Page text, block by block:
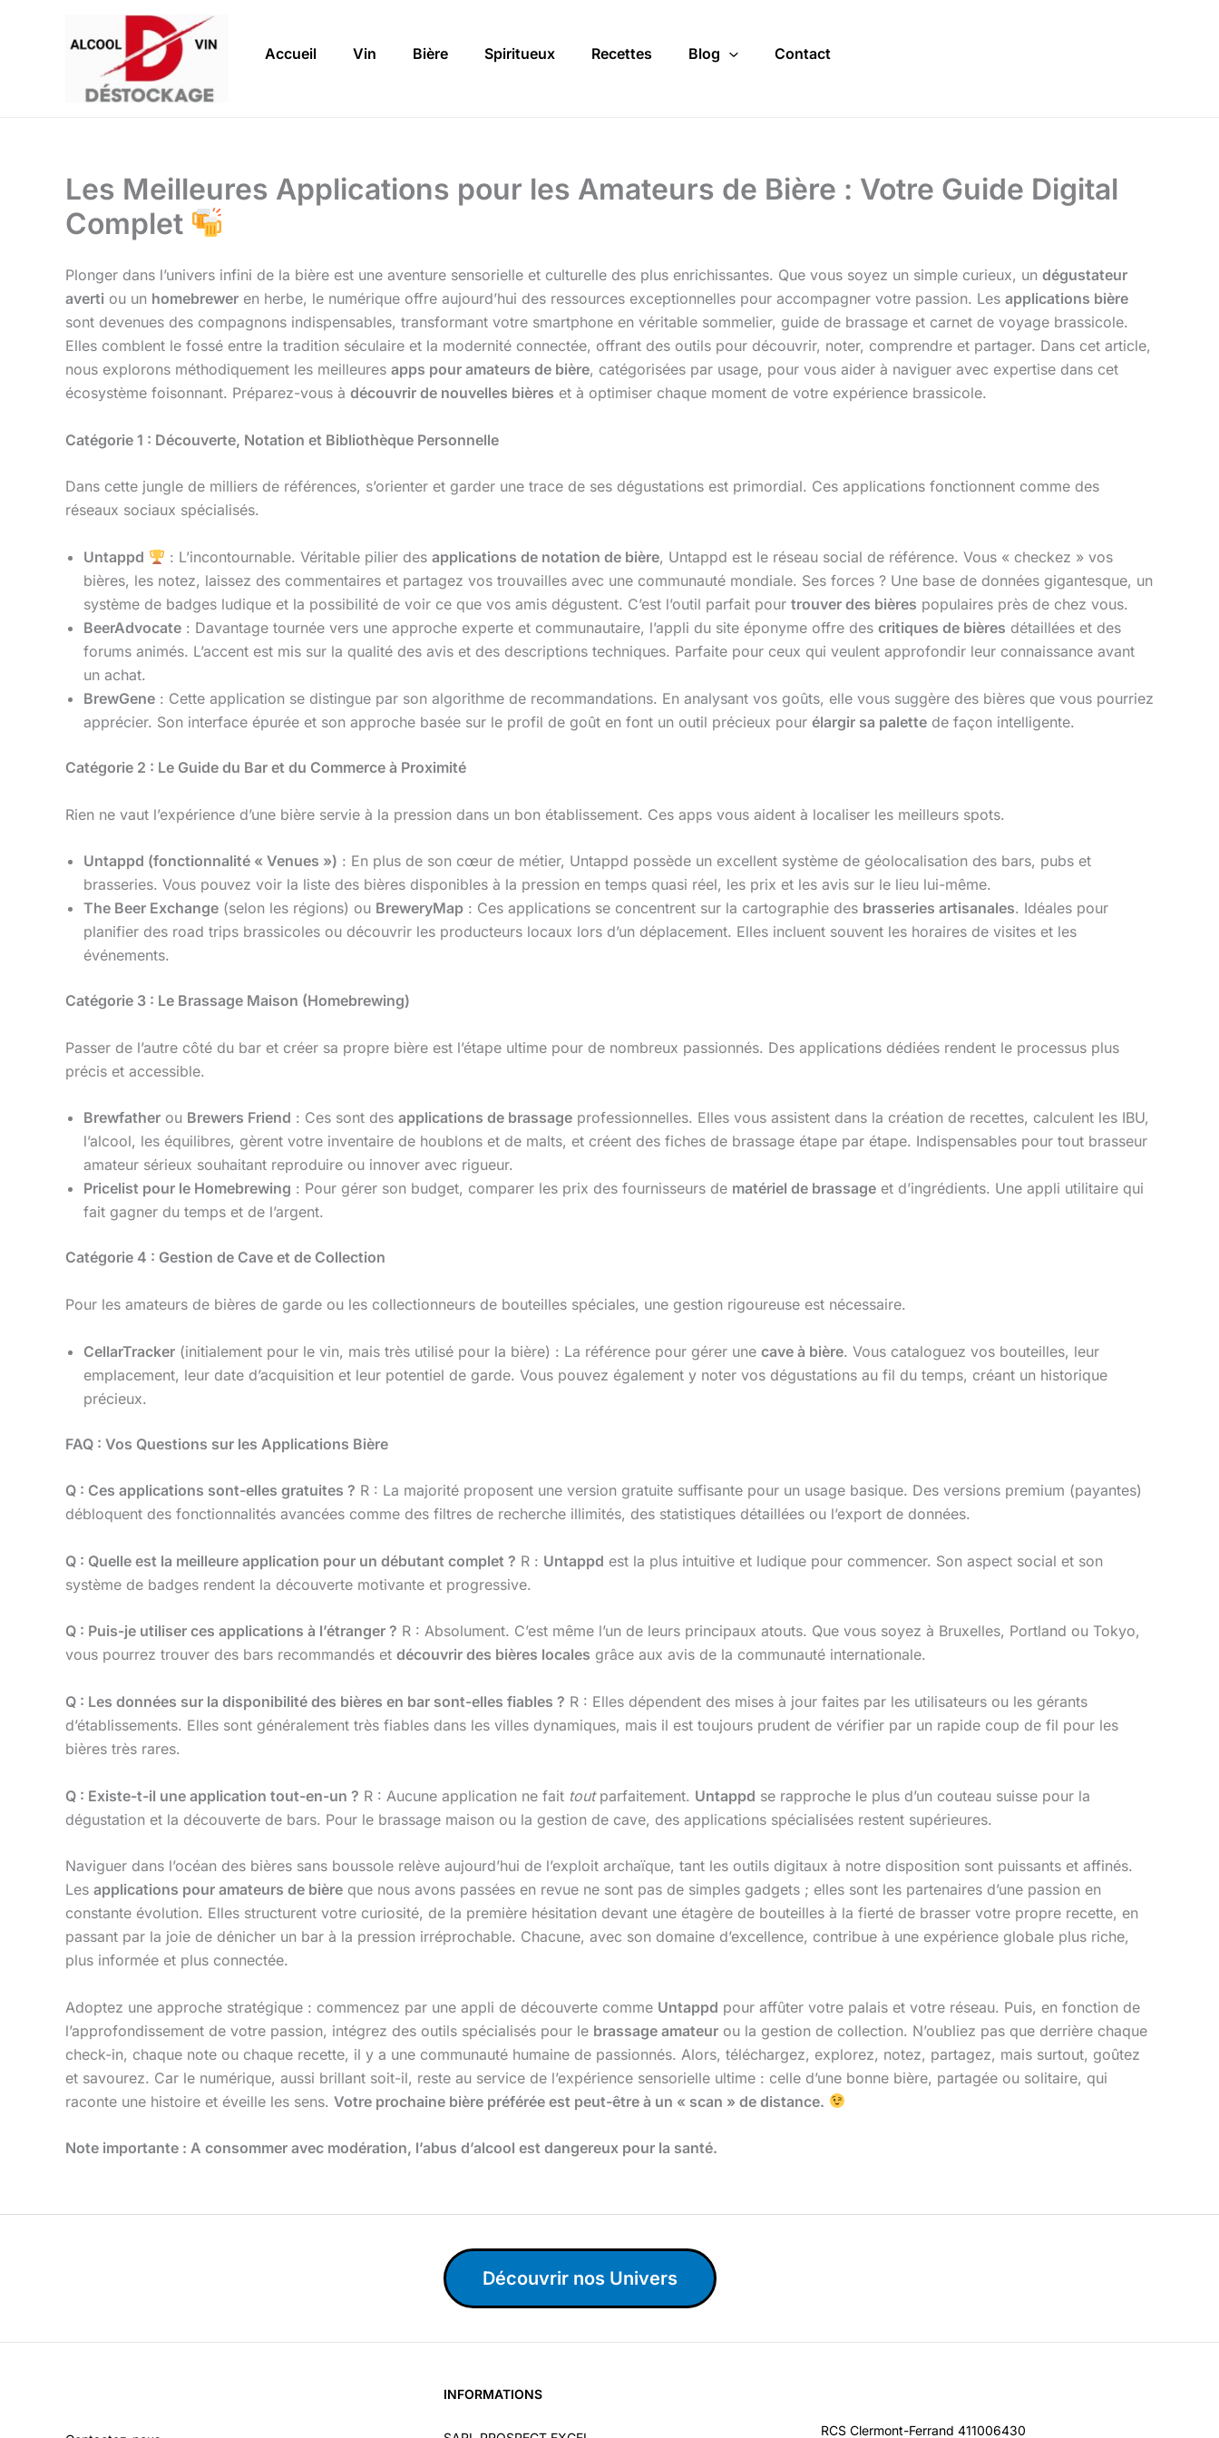
Accueil Vin Bière Spiritueux Recettes Blog Contact
Les Meilleures Applications pour les Amateurs de Bière : Votre Guide Digital
Complet
Plonger dans l’univers infini de la bière est une aventure sensorielle et culturelle des plus enrichissantes. Que vous soyez un simple curieux, un dégustateur
averti ou un homebrewer en herbe, le numérique offre aujourd’hui des ressources exceptionnelles pour accompagner votre passion. Les applications bière
sont devenues des compagnons indispensables, transformant votre smartphone en véritable sommelier, guide de brassage et carnet de voyage brassicole.
Elles comblent le fossé entre la tradition séculaire et la modernité connectée, offrant des outils pour découvrir, noter, comprendre et partager. Dans cet article,
nous explorons méthodiquement les meilleures apps pour amateurs de bière, catégorisées par usage, pour vous aider à naviguer avec expertise dans cet
écosystème foisonnant. Préparez-vous à découvrir de nouvelles bières et à optimiser chaque moment de votre expérience brassicole.
Catégorie 1 : Découverte, Notation et Bibliothèque Personnelle
Dans cette jungle de milliers de références, s’orienter et garder une trace de ses dégustations est primordial. Ces applications fonctionnent comme des
réseaux sociaux spécialisés.
Untappd : L’incontournable. Véritable pilier desapplications de notation de bière, Untappd est le réseau social de référence. Vous « checkez » vos
bières, les notez, laissez des commentaires et partagez vos trouvailles avec une communauté mondiale. Ses forces ? Une base de données gigantesque, un
système de badges ludique et la possibilité de voir ce que vos amis dégustent. C’est l’outil parfait pour trouver des bières populaires près de chez vous.
BeerAdvocate : Davantage tournée vers une approche experte et communautaire, l’appli du site éponyme offre des critiques de bières détaillées et des
forums animés. L’accent est mis sur la qualité des avis et des descriptions techniques. Parfaite pour ceux qui veulent approfondir leur connaissance avant
un achat.
BrewGene : Cette application se distingue par son algorithme de recommandations. En analysant vos goûts, elle vous suggère des bières que vous pourriez
apprécier. Son interface épurée et son approche basée sur le profil de goût en font un outil précieux pour élargir sa palette de façon intelligente.
Catégorie 2 : Le Guide du Bar et du Commerce à Proximité
Rien ne vaut l’expérience d’une bière servie à la pression dans un bon établissement. Ces apps vous aident à localiser les meilleurs spots.
Untappd (fonctionnalité « Venues ») : En plus de son cœur de métier, Untappd possède un excellent système de géolocalisation des bars, pubs et
brasseries. Vous pouvez voir la liste des bières disponibles à la pression en temps quasi réel, les prix et les avis sur le lieu lui-même.
The Beer Exchange (selon les régions) ou BreweryMap : Ces applications se concentrent sur la cartographie des brasseries artisanales. Idéales pour
planifier des road trips brassicoles ou découvrir les producteurs locaux lors d’un déplacement. Elles incluent souvent les horaires de visites et les
événements.
Catégorie 3 : Le Brassage Maison (Homebrewing)
Passer de l’autre côté du bar et créer sa propre bière est l’étape ultime pour de nombreux passionnés. Des applications dédiées rendent le processus plus
précis et accessible.
Brewfather ou Brewers Friend : Ces sont des applications de brassage professionnelles. Elles vous assistent dans la création de recettes, calculent les IBU,
l’alcool, les équilibres, gèrent votre inventaire de houblons et de malts, et créent des fiches de brassage étape par étape. Indispensables pour tout brasseur
amateur sérieux souhaitant reproduire ou innover avec rigueur.
Pricelist pour le Homebrewing : Pour gérer son budget, comparer les prix des fournisseurs de matériel de brassage et d’ingrédients. Une appli utilitaire qui
fait gagner du temps et de l’argent.
Catégorie 4 : Gestion de Cave et de Collection
Pour les amateurs de bières de garde ou les collectionneurs de bouteilles spéciales, une gestion rigoureuse est nécessaire.
CellarTracker (initialement pour le vin, mais très utilisé pour la bière) : La référence pour gérer une cave à bière. Vous cataloguez vos bouteilles, leur
emplacement, leur date d’acquisition et leur potentiel de garde. Vous pouvez également y noter vos dégustations au fil du temps, créant un historique
précieux.
FAQ : Vos Questions sur les Applications Bière
Q : Ces applications sont-elles gratuites ? R : La majorité proposent une version gratuite suffisante pour un usage basique. Des versions premium (payantes)
débloquent des fonctionnalités avancées comme des filtres de recherche illimités, des statistiques détaillées ou l’export de données.
Q : Quelle est la meilleure application pour un débutant complet ? R : Untappd est la plus intuitive et ludique pour commencer. Son aspect social et son
système de badges rendent la découverte motivante et progressive.
Q : Puis-je utiliser ces applications à l’étranger ? R : Absolument. C’est même l’un de leurs principaux atouts. Que vous soyez à Bruxelles, Portland ou Tokyo,
vous pourrez trouver des bars recommandés et découvrir des bières locales grâce aux avis de la communauté internationale.
Q : Les données sur la disponibilité des bières en bar sont-elles fiables ? R : Elles dépendent des mises à jour faites par les utilisateurs ou les gérants
d’établissements. Elles sont généralement très fiables dans les villes dynamiques, mais il est toujours prudent de vérifier par un rapide coup de fil pour les
bières très rares.
Q : Existe-t-il une application tout-en-un ? R : Aucune application ne fait toutparfaitement. Untappd se rapproche le plus d’un couteau suisse pour la
dégustation et la découverte de bars. Pour le brassage maison ou la gestion de cave, des applications spécialisées restent supérieures.
Naviguer dans l’océan des bières sans boussole relève aujourd’hui de l’exploit archaïque, tant les outils digitaux à notre disposition sont puissants et affinés.
Les applications pour amateurs de bière que nous avons passées en revue ne sont pas de simples gadgets ; elles sont les partenaires d’une passion en
constante évolution. Elles structurent votre curiosité, de la première hésitation devant une étagère de bouteilles à la fierté de brasser votre propre recette, en
passant par la joie de dénicher un bar à la pression irréprochable. Chacune, avec son domaine d’excellence, contribue à une expérience globale plus riche,
plus informée et plus connectée.
Adoptez une approche stratégique : commencez par une appli de découverte comme Untappd pour affûter votre palais et votre réseau. Puis, en fonction de
l’approfondissement de votre passion, intégrez des outils spécialisés pour le brassage amateur ou la gestion de collection. N’oubliez pas que derrière chaque
check-in, chaque note ou chaque recette, il y a une communauté humaine de passionnés. Alors, téléchargez, explorez, notez, partagez, mais surtout, goûtez
et savourez. Car le numérique, aussi brillant soit-il, reste au service de l’expérience sensorielle ultime : celle d’une bonne bière, partagée ou solitaire, qui
raconte une histoire et éveille les sens. Votre prochaine bière préférée est peut-être à un « scan » de distance.
Note importante : A consommer avec modération, l’abus d’alcool est dangereux pour la santé.
Découvrir nos Univers
INFORMATIONS
RCS Clermont-Ferrand 411006430